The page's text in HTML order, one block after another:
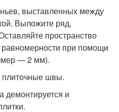
выставленных между
Выложите ряд,
пространство
при помощи
— 2 мм).
плиточные швы.
демонтируется и